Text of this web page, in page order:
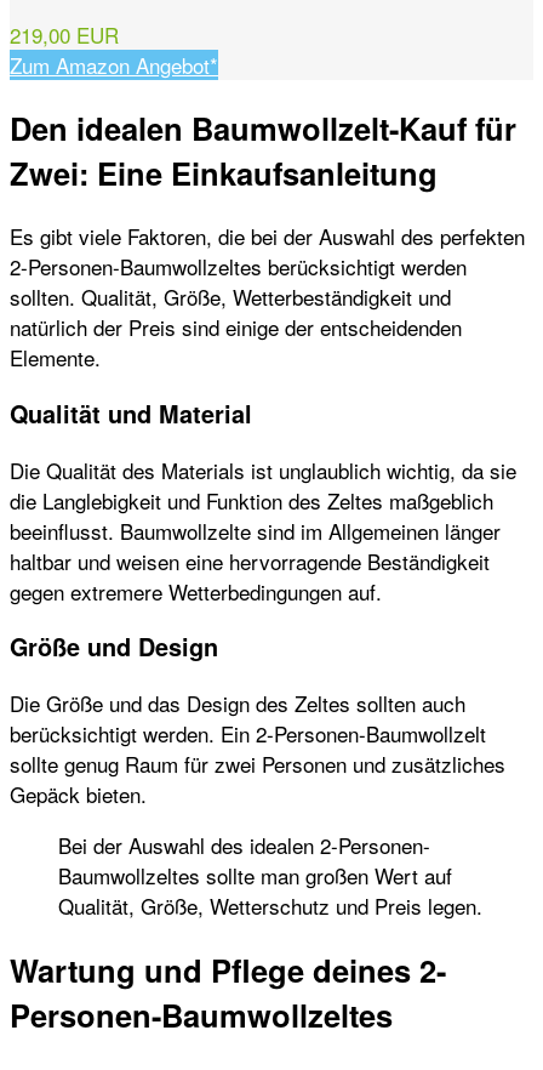
219,00 EUR
Zum Amazon Angebot*
Den idealen Baumwollzelt-Kauf für
Zwei: Eine Einkaufsanleitung
Es gibt viele Faktoren, die bei der Auswahl des perfekten
2-Personen-Baumwollzeltes berücksichtigt werden
sollten. Qualität, Größe, Wetterbeständigkeit und
natürlich der Preis sind einige der entscheidenden
Elemente.
Qualität und Material
Die Qualität des Materials ist unglaublich wichtig, da sie
die Langlebigkeit und Funktion des Zeltes maßgeblich
beeinflusst. Baumwollzelte sind im Allgemeinen länger
haltbar und weisen eine hervorragende Beständigkeit
gegen extremere Wetterbedingungen auf.
Größe und Design
Die Größe und das Design des Zeltes sollten auch
berücksichtigt werden. Ein 2-Personen-Baumwollzelt
sollte genug Raum für zwei Personen und zusätzliches
Gepäck bieten.
Bei der Auswahl des idealen 2-Personen-
Baumwollzeltes sollte man großen Wert auf
Qualität, Größe, Wetterschutz und Preis legen.
Wartung und Pflege deines 2-
Personen-Baumwollzeltes